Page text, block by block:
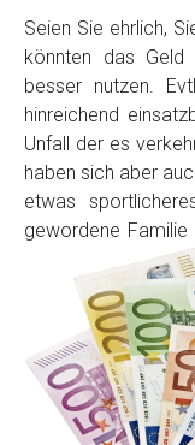
Sonstiges
Fertig
Wie viel ist
Seien Sie ehrlich,
könnten das
besser nutzen.
hinreichend
Unfall der es
haben sich aber
etwas
gewordene Familie